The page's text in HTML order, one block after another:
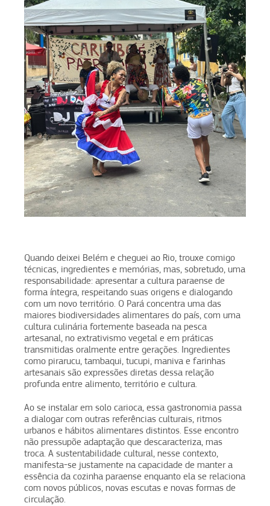
Quando deixei Belém e cheguei ao Rio, trouxe comigo
técnicas, ingredientes e memórias, mas, sobretudo, uma
responsabilidade: apresentar a cultura paraense de
forma íntegra, respeitando suas origens e dialogando
com um novo território. O Pará concentra uma das
maiores biodiversidades alimentares do país, com uma
cultura culinária fortemente baseada na pesca
artesanal, no extrativismo vegetal e em práticas
transmitidas oralmente entre gerações. Ingredientes
como pirarucu, tambaqui, tucupi, maniva e farinhas
artesanais são expressões diretas dessa relação
profunda entre alimento, território e cultura.
Ao se instalar em solo carioca, essa gastronomia passa
a dialogar com outras referências culturais, ritmos
urbanos e hábitos alimentares distintos. Esse encontro
não pressupõe adaptação que descaracteriza, mas
troca. A sustentabilidade cultural, nesse contexto,
manifesta-se justamente na capacidade de manter a
essência da cozinha paraense enquanto ela se relaciona
com novos públicos, novas escutas e novas formas de
circulação.